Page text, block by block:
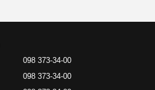
098 373-34-00
098 373-34-00